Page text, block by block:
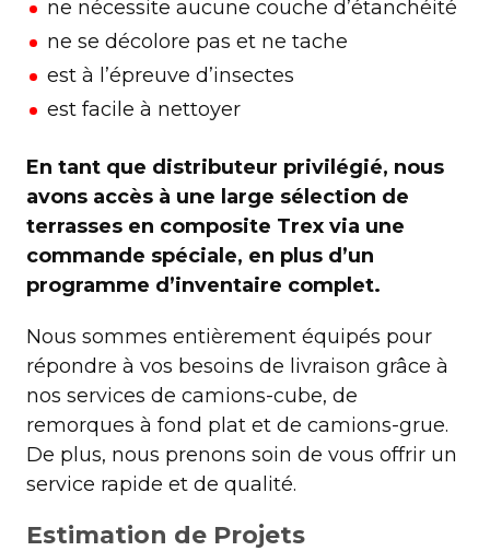
ne nécessite aucune couche d’étanchéité
ne se décolore pas et ne tache
est à l’épreuve d’insectes
est facile à nettoyer
En tant que distributeur privilégié, nous
avons accès à une large sélection de
terrasses en composite Trex via une
commande spéciale, en plus d’un
programme d’inventaire complet.
Nous sommes entièrement équipés pour
répondre à vos besoins de livraison grâce à
nos services de camions-cube, de
remorques à fond plat et de camions-grue.
De plus, nous prenons soin de vous offrir un
service rapide et de qualité.
Estimation de Projets